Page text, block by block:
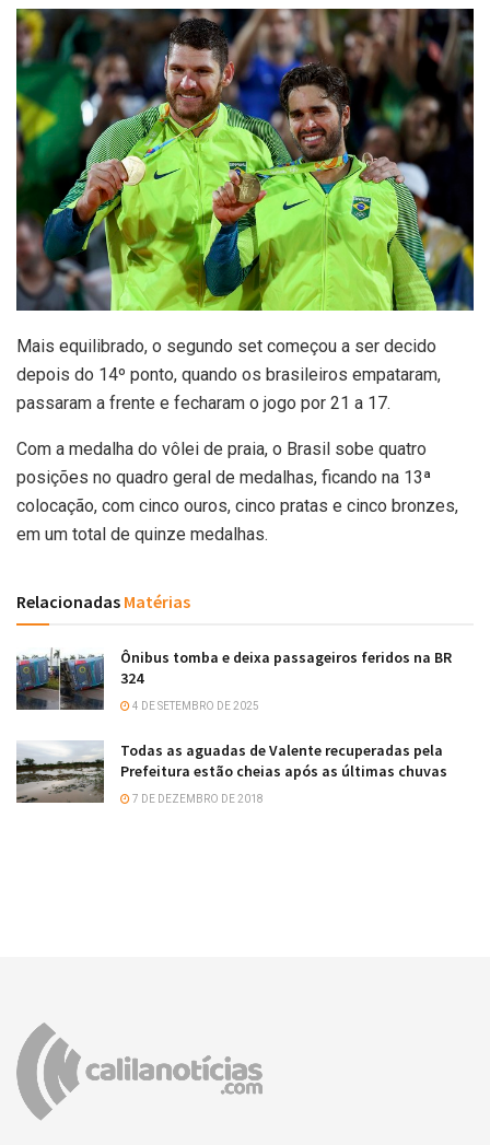
Mais equilibrado, o segundo set começou a ser decido
depois do 14º ponto, quando os brasileiros empataram,
passaram a frente e fecharam o jogo por 21 a 17.
Com a medalha do vôlei de praia, o Brasil sobe quatro
posições no quadro geral de medalhas, ficando na 13ª
colocação, com cinco ouros, cinco pratas e cinco bronzes,
em um total de quinze medalhas.
Relacionadas Matérias
Ônibus tomba e deixa passageiros feridos na BR
324
4 DE SETEMBRO DE 2025
Todas as aguadas de Valente recuperadas pela
Prefeitura estão cheias após as últimas chuvas
7 DE DEZEMBRO DE 2018